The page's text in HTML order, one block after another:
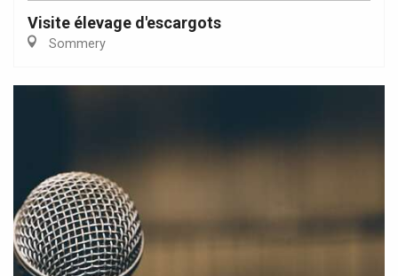
Visite élevage d'escargots
Sommery